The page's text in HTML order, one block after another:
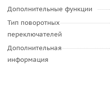
Дополнительные функции
Тип поворотных
переключателей
Дополнительная
информация